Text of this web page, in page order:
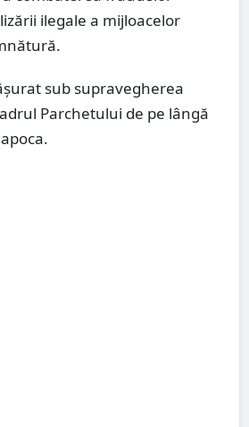
ilegale a mijloacelor
sub supravegherea
Parchetului de pe lângă